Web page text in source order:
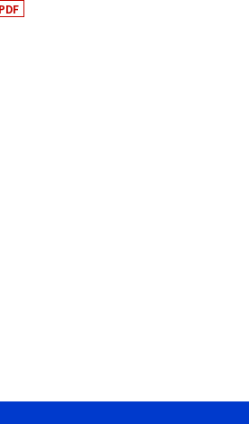
PDF